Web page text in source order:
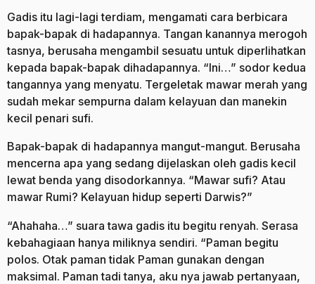
Gadis itu lagi-lagi terdiam, mengamati cara berbicara
bapak-bapak di hadapannya. Tangan kanannya merogoh
tasnya, berusaha mengambil sesuatu untuk diperlihatkan
kepada bapak-bapak dihadapannya. “Ini…” sodor kedua
tangannya yang menyatu. Tergeletak mawar merah yang
sudah mekar sempurna dalam kelayuan dan manekin
kecil penari sufi.
Bapak-bapak di hadapannya mangut-mangut. Berusaha
mencerna apa yang sedang dijelaskan oleh gadis kecil
lewat benda yang disodorkannya. “Mawar sufi? Atau
mawar Rumi? Kelayuan hidup seperti Darwis?”
“Ahahaha…” suara tawa gadis itu begitu renyah. Serasa
kebahagiaan hanya miliknya sendiri. “Paman begitu
polos. Otak paman tidak Paman gunakan dengan
maksimal. Paman tadi tanya, aku nya jawab pertanyaan,